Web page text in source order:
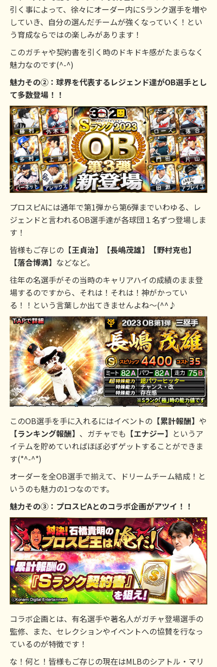
引く事によって、徐々にオーダー内にSランク選手を増や
していき、自分の選んだチームが強くなっていく！とい
う育成ならではの楽しみがあります！
このガチャや契約書を引く時のドキドキ感がたまらなく
魅力なのです(^-^)
魅力その②：球界を代表するレジェンド達がOB選手とし
て多数登場！！
プロスピAには通年で第1弾から第6弾までいわゆる、レ
ジェンドと言われるOB選手達が各球団１名ずつ登場しま
す！
皆様もご存じの 【王貞治】【長嶋茂雄】【野村克也】
【落合博満】 などなど。
往年の名選手がその当時のキャリアハイの成績のまま登
場するのですから、それは！それは！神がかってい
る！！という言葉しか出てきませんよね～(^^♪
このOB選手を手に入れるにはイベントの 【累計報酬】 や
【ランキング報酬】 、ガチャでも 【エナジー】 というア
イテムを貯めていればほぼ必ずゲットすることができま
す(*^-^*)
オーダーを全OB選手で揃えて、ドリームチーム結成！と
いうのも魅力の1つなのです。
魅力その③：プロスピAとのコラボ企画がアツイ！！
コラボ企画とは、有名選手や著名人がガチャ登場選手の
監修、また、セレクションやイベントへの協賛を行なっ
ているのが特徴です！
な！何と！皆様もご存じの現在はMLBのシアトル・マリ